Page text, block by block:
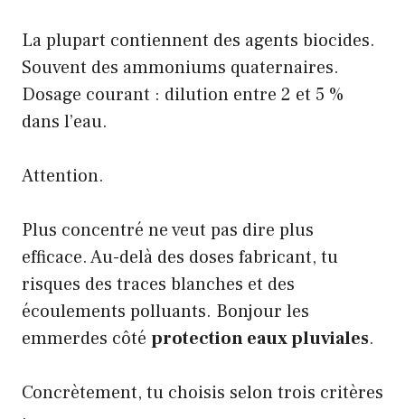
La plupart contiennent des agents biocides.
Souvent des ammoniums quaternaires.
Dosage courant : dilution entre 2 et 5 %
dans l’eau.
Attention.
Plus concentré ne veut pas dire plus
efficace. Au-delà des doses fabricant, tu
risques des traces blanches et des
écoulements polluants. Bonjour les
emmerdes côté protection eaux pluviales.
Concrètement, tu choisis selon trois critères